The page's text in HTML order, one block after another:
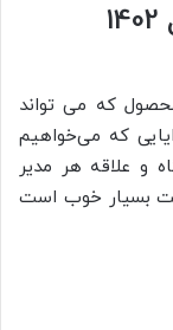
بهترین هدیه برای مدیر در سال 1402
که می تواند
که می‌خواهیم
و علاقه هر مدیر
بسیار خوب است